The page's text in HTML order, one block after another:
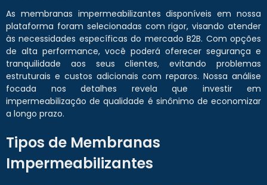
As membranas impermeabilizantes disponíveis em nossa
plataforma foram selecionadas com rigor, visando atender
às necessidades específicas do mercado B2B. Com opções
de alta performance, você poderá oferecer segurança e
tranquilidade aos seus clientes, evitando problemas
estruturais e custos adicionais com reparos. Nossa análise
focada nos detalhes revela que investir em
impermeabilização de qualidade é sinônimo de economizar
a longo prazo.
Tipos de Membranas
Impermeabilizantes